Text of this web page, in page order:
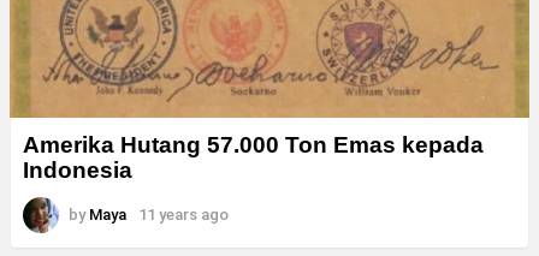
Amerika Hutang 57.000 Ton Emas kepada
Indonesia
by Maya 11 years ago